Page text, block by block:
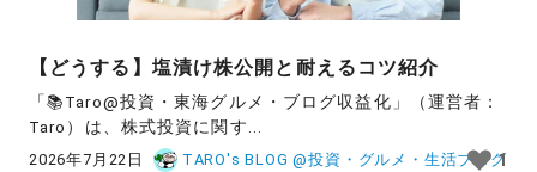
【どうする】塩漬け株公開と耐えるコツ紹介
「📚Taro@投資・東海グルメ・ブログ収益化」（運営者：
Taro）は、株式投資に関す...
2026年7月22日 TARO's BLOG @投資・グルメ・生活ブログ
1